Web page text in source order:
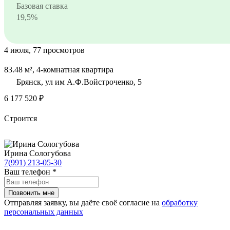
Базовая ставка
19,5%
4 июля, 77 просмотров
83.48 м², 4-комнатная квартира
Брянск, ул им А.Ф.Войстроченко, 5
6 177 520 ₽
Строится
Ирина Сологубова
7(991) 213-05-30
Ваш телефон *
Отправляя заявку, вы даёте своё согласие на обработку
персональных данных